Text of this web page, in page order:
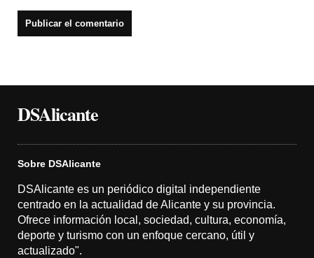
DSAlicante
Sobre DSAlicante
DSAlicante es un periódico digital independiente
centrado en la actualidad de Alicante y su provincia.
Ofrece información local, sociedad, cultura, economía,
deporte y turismo con un enfoque cercano, útil y
actualizado".